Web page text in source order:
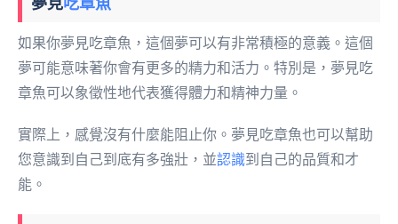
如果你夢見吃章魚，這個夢可以有非常積極的意義。這個
夢可能意味著你會有更多的精力和活力。特別是，夢見吃
章魚可以象徵性地代表獲得體力和精神力量。
實際上，感覺沒有什麼能阻止你。夢見吃章魚也可以幫助
您意識到自己到底有多強壯，並認識到自己的品質和才
能。